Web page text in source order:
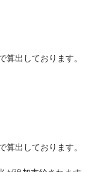
出しております。
出しております。